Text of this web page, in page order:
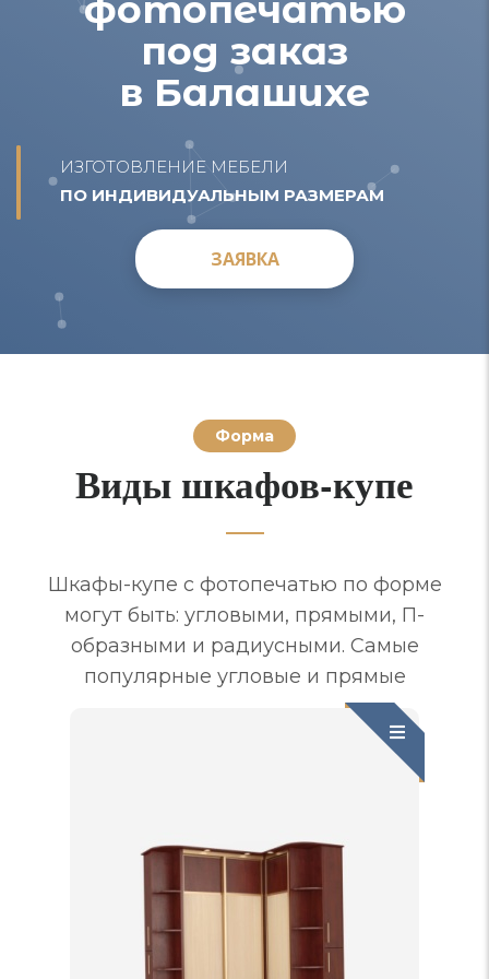
под заказ
в Балашихе
ИЗГОТОВЛЕНИЕ МЕБЕЛИ
ПО ИНДИВИДУАЛЬНЫМ РАЗМЕРАМ
ЗАЯВКА
ЗАЯВКА
Форма
Виды шкафов-купе
Шкафы-купе с фотопечатью по форме
могут быть: угловыми, прямыми, П-
образными и радиусными. Самые
популярные угловые и прямые